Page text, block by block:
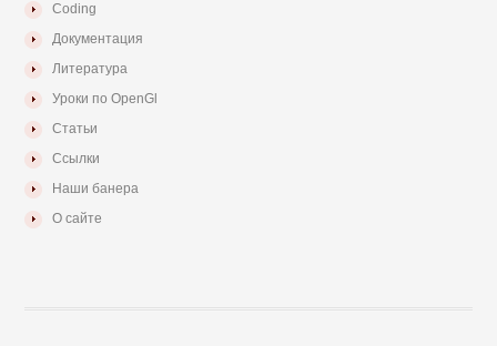
Coding
Документация
Литература
Уроки по OpenGl
Статьи
Ссылки
Наши банера
О сайте